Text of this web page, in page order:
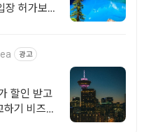
장 허가보
광고
할인 받고
기 비즈니